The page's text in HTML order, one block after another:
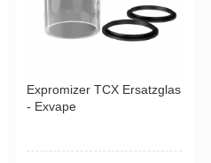
Expromizer TCX Ersatzglas
- Exvape